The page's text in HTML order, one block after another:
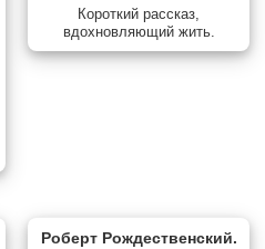
Короткий рассказ,
вдохновляющий жить.
Роберт Рождественский.